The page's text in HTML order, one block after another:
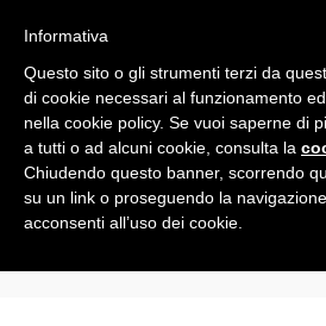
All
FCA Group
Informativa
Questo sito o gli strumenti terzi da
di cookie necessari al funzionamento
nella cookie policy. Se vuoi saperne di
a tutti o ad alcuni cookie, consulta la
Chiudendo questo banner, scorrendo
su un link o proseguendo la
acconsenti all’uso dei cookie.